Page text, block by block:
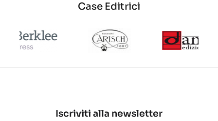
Case Editrici
Iscriviti alla newsletter